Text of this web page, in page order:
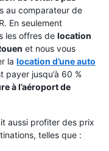
au comparateur de
En seulement
les offres de location
et nous vous
la location d’une auto
payer jusqu’à 60 %
à l’aéroport de
aussi profiter des prix
telles que :